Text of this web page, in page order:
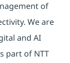
of
We are
and AI
part of NTT